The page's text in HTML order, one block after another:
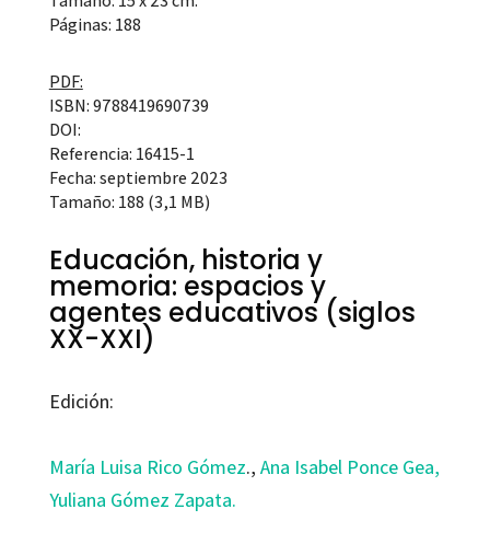
Páginas: 188
PDF:
ISBN: 9788419690739
DOI:
Referencia: 16415-1
Fecha: septiembre 2023
Tamaño: 188 (3,1 MB)
Educación, historia y
memoria: espacios y
agentes educativos (siglos
XX-XXI)
Edición:
María Luisa Rico Gómez., Ana Isabel Ponce Gea,
Yuliana Gómez Zapata.